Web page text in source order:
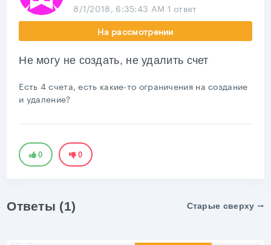
8/1/2018, 6:35:43 AM 1 ответ
На рассмотрении
Не могу не создать, не удалить счет
Есть 4 счета, есть какие-то ограничения на создание
и удаление?
0 0
Ответы (1) Старые сверху